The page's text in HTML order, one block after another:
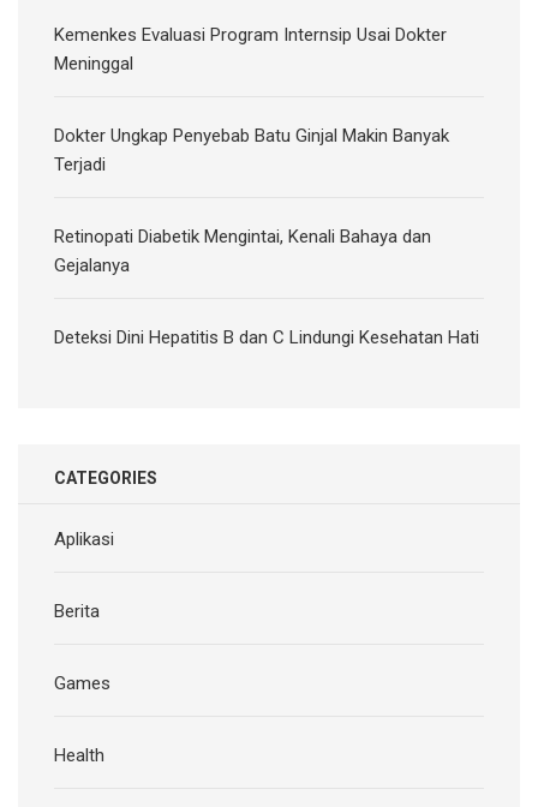
Kemenkes Evaluasi Program Internsip Usai Dokter
Meninggal
Dokter Ungkap Penyebab Batu Ginjal Makin Banyak
Terjadi
Retinopati Diabetik Mengintai, Kenali Bahaya dan
Gejalanya
Deteksi Dini Hepatitis B dan C Lindungi Kesehatan Hati
CATEGORIES
Aplikasi
Berita
Games
Health